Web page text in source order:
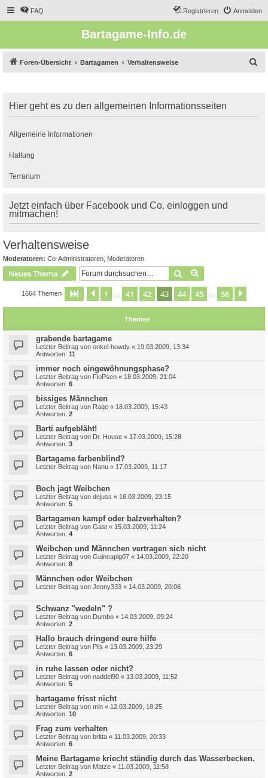
FAQ Anmelden
Registrieren
Bartagame-Info.de
Foren-Übersicht Bartagamen Verhaltensweise
e
Hier geht es zu den allgemeinen Informationsseiten
Allgemeine Informationen
Haltung
Terrarium
Jetzt einfach über Facebook und Co. einloggen und
mitmachen!
Verhaltensweise
Moderatoren: Co-Administratoren Moderatoren
Neues Thema Suche
1664 Themen Seite 43 von56
Vorherige
1 41 42 43 44 45 56
Themen
grabende bartagame
Letzter Beitrag von onkel-howdy « 19.03.2009, 13:34
Antworten: 11
immer noch eingewöhnungsphase?
Letzter Beitrag von FloPsen « 18.03.2009, 21:04
Antworten: 6
bissiges Männchen
Letzter Beitrag von Rage « 18.03.2009, 15:43
Antworten: 2
Barti aufgebläht!
Letzter Beitrag von Dr. House « 17.03.2009, 15:28
Antworten: 3
Bartagame farbenblind?
Letzter Beitrag von Nanu « 17.03.2009, 11:17
Boch jagt Weibchen
Letzter Beitrag von dejuss « 16.03.2009, 23:15
Antworten: 5
Bartagamen kampf oder balzverhalten?
Letzter Beitrag von Gast « 15.03.2009, 11:24
Antworten: 4
Weibchen und Männchen vertragen sich nicht
Letzter Beitrag von Guineapig07 « 14.03.2009, 22:20
Antworten: 8
Männchen oder Weibchen
Letzter Beitrag von Jenny333 « 14.03.2009, 20:06
Schwanz "wedeln" ?
Letzter Beitrag von Dumbo « 14.03.2009, 09:24
Antworten: 2
Hallo brauch dringend eure hilfe
Letzter Beitrag von Pils « 13.03.2009, 23:29
Antworten: 6
in ruhe lassen oder nicht?
Letzter Beitrag von naddel90 « 13.03.2009, 11:52
Antworten: 5
bartagame frisst nicht
Letzter Beitrag von min « 12.03.2009, 18:25
Antworten: 10
Frag zum verhalten
Letzter Beitrag von britta « 11.03.2009, 20:33
Antworten: 6
Meine Bartagame kriecht ständig durch das Wasserbecken.
Letzter Beitrag von Matze « 11.03.2009, 11:58
Antworten: 2